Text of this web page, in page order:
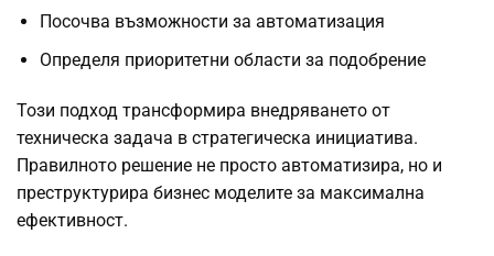
Посочва възможности за автоматизация
Определя приоритетни области за подобрение
Този подход трансформира внедряването от
техническа задача в стратегическа инициатива.
Правилното решение не просто автоматизира, но и
преструктурира бизнес моделите за максимална
ефективност.